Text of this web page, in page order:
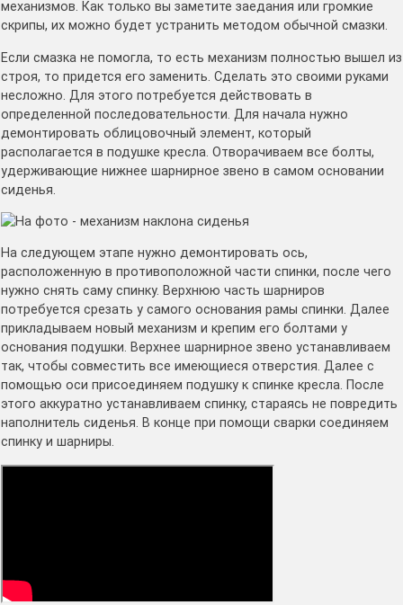
механизмов. Как только вы заметите заедания или громкие
скрипы, их можно будет устранить методом обычной смазки.
Если смазка не помогла, то есть механизм полностью вышел из
строя, то придется его заменить. Сделать это своими руками
несложно. Для этого потребуется действовать в
определенной последовательности. Для начала нужно
демонтировать облицовочный элемент, который
располагается в подушке кресла. Отворачиваем все болты,
удерживающие нижнее шарнирное звено в самом основании
сиденья.
На следующем этапе нужно демонтировать ось,
расположенную в противоположной части спинки, после чего
нужно снять саму спинку. Верхнюю часть шарниров
потребуется срезать у самого основания рамы спинки. Далее
прикладываем новый механизм и крепим его болтами у
основания подушки. Верхнее шарнирное звено устанавливаем
так, чтобы совместить все имеющиеся отверстия. Далее с
помощью оси присоединяем подушку к спинке кресла. После
этого аккуратно устанавливаем спинку, стараясь не повредить
наполнитель сиденья. В конце при помощи сварки соединяем
спинку и шарниры.